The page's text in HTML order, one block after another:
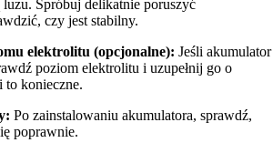
Spróbuj delikatnie poruszyć
czy jest stabilny.
elektrolitu (opcjonalne): Jeśli akumulator
poziom elektrolitu i uzupełnij go o
to konieczne.
Po zainstalowaniu akumulatora, sprawdź,
poprawnie.